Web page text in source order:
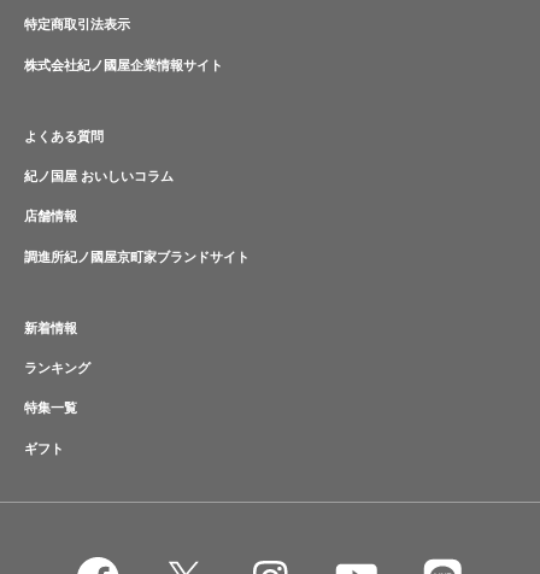
特定商取引法表示
株式会社紀ノ國屋企業情報サイト
よくある質問
紀ノ国屋 おいしいコラム
店舗情報
調進所紀ノ國屋京町家ブランドサイト
新着情報
ランキング
特集一覧
ギフト